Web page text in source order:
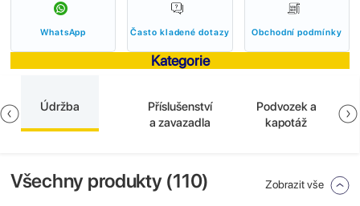
WhatsApp Často kladené dotazy Obchodní podmínky
Kategorie
Údržba
Příslušenství
a zavazadla
Podvozek a
kapotáž
Všechny produkty (110) Zobrazit vše